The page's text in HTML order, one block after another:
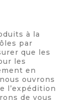
à la
par
que les
les
en
ouvrons
l’expédition
de vous